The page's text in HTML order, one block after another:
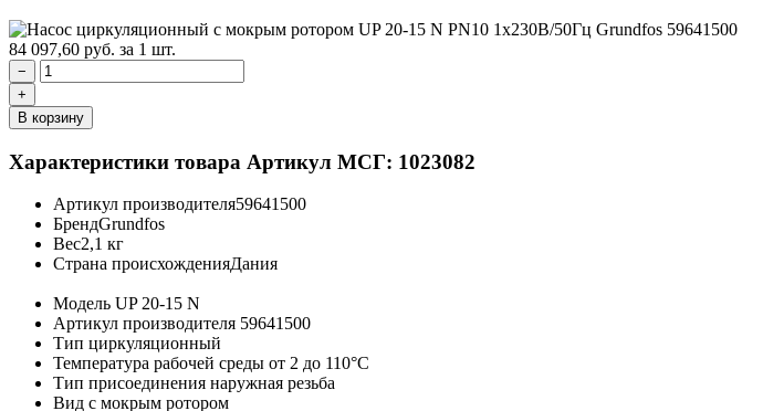
84 097,60 руб. за 1 шт.
−
+
В корзину
Характеристики товара Артикул МСГ: 1023082
Артикул производителя59641500
БрендGrundfos
Вес2,1 кг
Страна происхожденияДания
Модель UP 20-15 N
Артикул производителя 59641500
Тип циркуляционный
Температура рабочей среды от 2 до 110°C
Тип присоединения наружная резьба
Вид с мокрым ротором